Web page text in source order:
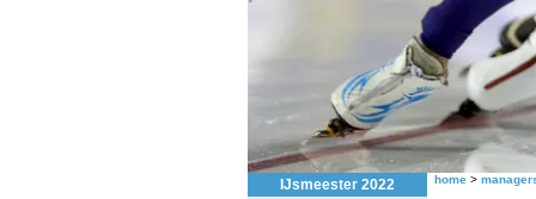
IJsmeester 2022 home >